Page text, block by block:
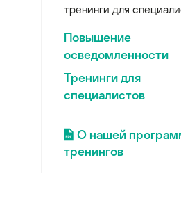
тренинги для
Повышение
осведомленности
Тренинги для
специалистов
О нашей
тренингов